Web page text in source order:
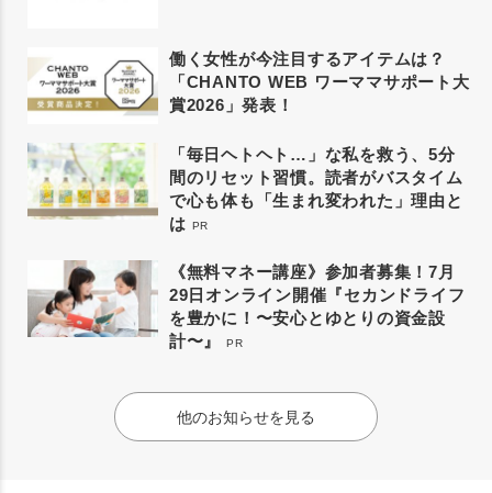
働く女性が今注目するアイテムは？
「CHANTO WEB ワーママサポート大
賞2026」発表！
「毎日ヘトヘト…」な私を救う、5分
間のリセット習慣。読者がバスタイム
で心も体も「生まれ変われた」理由と
は PR
《無料マネー講座》参加者募集！7月
29日オンライン開催『セカンドライフ
を豊かに！〜安心とゆとりの資金設
計〜』
PR
他のお知らせを見る